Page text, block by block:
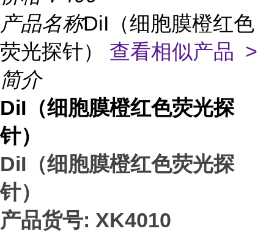
产品名称DiI（细胞膜橙红色
荧光探针） 查看相似产品 >
简介
DiI（细胞膜橙红色荧光探
针）
DiI（细胞膜橙红色荧光探
针）
产品货号: XK4010